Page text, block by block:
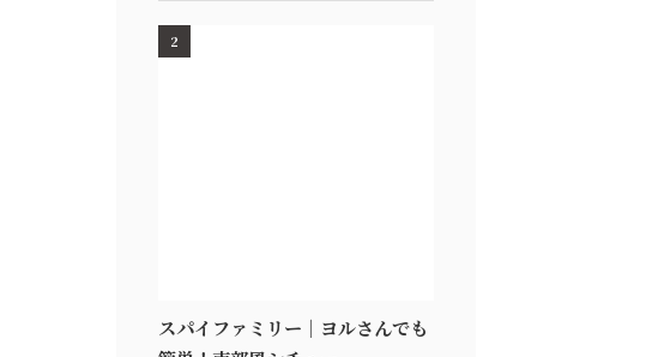
2
スパイファミリー｜ヨルさんでも